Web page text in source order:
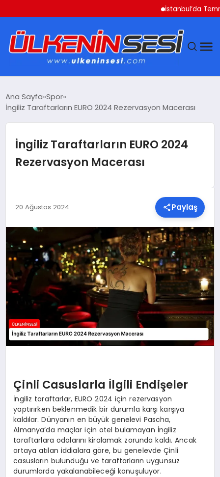
İstanbul’da Temmuz
EKONOMI
GÜNDEM
MAGAZIN
SPOR
TEKNOLOJI
YAŞAM
MALATYA HABERLERI
Ana Sayfa Spor
İngiliz Taraftarların EURO 2024 Rezervasyon Macerası
İngiliz Taraftarların EURO 2024
Rezervasyon Macerası
20 Ağustos 2024 Paylaş
Çinli Casuslarla İlgili Endişeler
İngiliz taraftarlar, EURO 2024 için rezervasyon
yaptırırken beklenmedik bir durumla karşı karşıya
kaldılar. Dünyanın en büyük genelevi Pascha,
Almanya’da maçlar için otel bulamayan İngiliz
taraftarlara odalarını kiralamak zorunda kaldı. Ancak
ortaya atılan iddialara göre, bu genelevde Çinli
casusların bulunduğu ve taraftarların uygunsuz
durumlarda yakalanabileceği konuşuluyor.